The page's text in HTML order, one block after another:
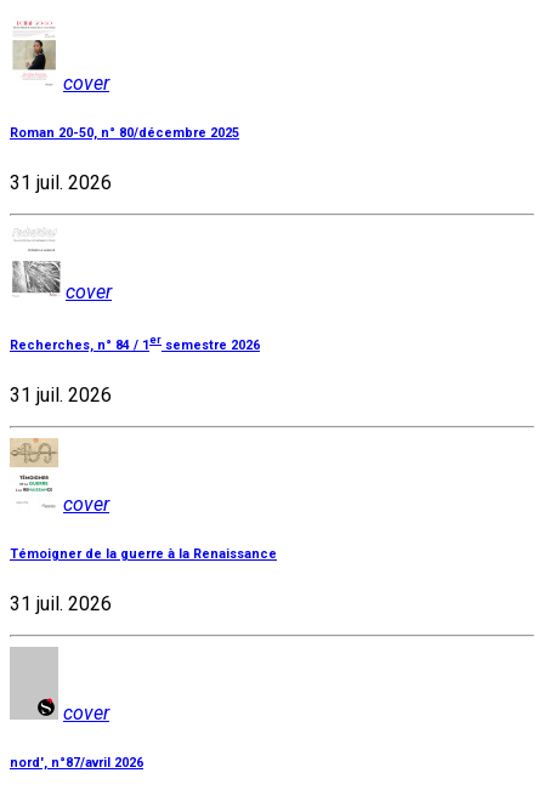
cover
Roman 20-50, n° 80/décembre 2025
31 juil. 2026
cover
Recherches, n° 84 / 1er semestre 2026
31 juil. 2026
cover
Témoigner de la guerre à la Renaissance
31 juil. 2026
cover
nord', n°87/avril 2026